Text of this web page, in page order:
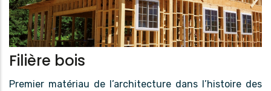
Filière bois
Premier matériau de l’architecture dans l’histoire des